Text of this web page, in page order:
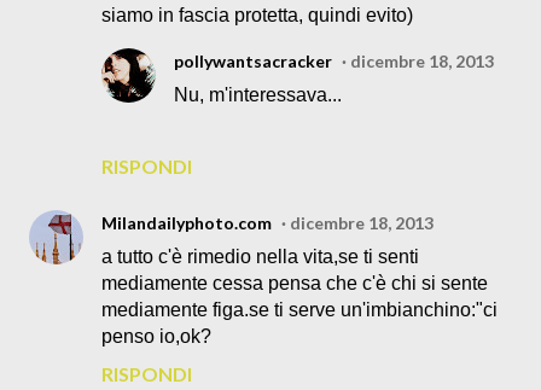
siamo in fascia protetta, quindi evito)
RISPONDI
pollywantsacracker
dicembre 18, 2013
Nu, m'interessava...
Milandailyphoto.com
dicembre 18, 2013
a tutto c'è rimedio nella vita,se ti senti
mediamente cessa pensa che c'è chi si sente
mediamente figa.se ti serve un'imbianchino:"ci
penso io,ok?
RISPONDI